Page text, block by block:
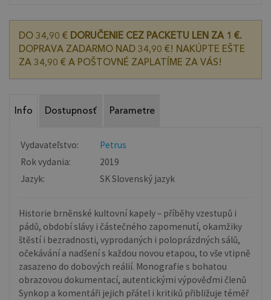
DO 34,90 € DORUČENIE CEZ PACKETU LEN ZA 1 €.
DOPRAVA ZADARMO NAD 34,90 €! NAKÚPTE EŠTE
ZA 34,90 € A POŠTOVNÉ ZAPLATÍME ZA VÁS!
Info Dostupnosť Parametre
Vydavateľstvo:
Petrus
Rok vydania:
2019
Jazyk:
SK Slovenský jazyk
Historie brněnské kultovní kapely – příběhy vzestupů i
pádů, období slávy i částečného zapomenutí, okamžiky
štěstí i bezradnosti, vyprodaných i poloprázdných sálů,
očekávání a nadšení s každou novou etapou, to vše vtipně
zasazeno do dobových reálií. Monografie s bohatou
obrazovou dokumentací, autentickými výpověďmi členů
Synkop a komentáři jejich přátel i kritiků přibližuje téměř